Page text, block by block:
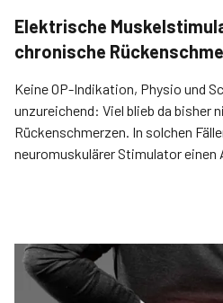
Elektrische
chronische
Keine OP-Indikation, Physio und
unzureichend: Viel blieb da bisher
Rückenschmerzen. In solchen
neuromuskulärer Stimulator einen